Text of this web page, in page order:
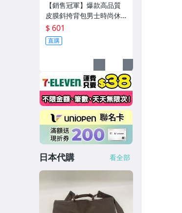
【銷售冠軍】爆款高品質
皮膜斜挎背包男士時尚休
閒胸包外出方便單肩斜挎
包
$ 601
直購
日本代購 看全部